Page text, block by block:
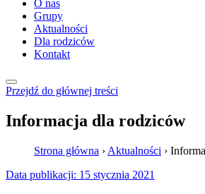
O nas
Grupy
Aktualności
Dla rodziców
Kontakt
Przejdź do głównej treści
Informacja dla rodziców
Strona główna › Aktualności ›
Data publikacji: 15 stycznia 2021